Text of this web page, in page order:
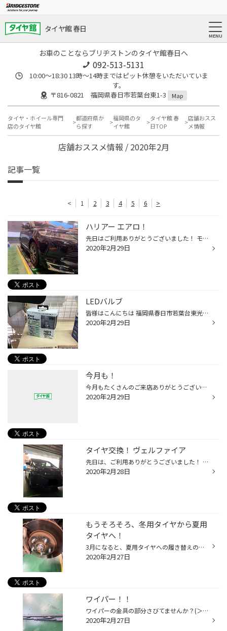
タイヤ館 春日
お車のことならブリヂストンのタイヤ館春日へ
092-513-5131
10:00～18:30 13時〜14時まではピット休憩をいただいていま
す。
〒816-0821 福岡県春日市若葉台東1-3
Map
タイヤ・ホイール専門
店のタイヤ館
都道府県か
ら探す
福岡県のタ
イヤ館
タイヤ館 春
日TOP
店舗おスス
メ情報
店舗おススメ情報 / 2020年2月
記事一覧
< 1 2 3 4 5 6 >
ハリアー エアロ！
先日はご利用ありがとうございました！ モデリスタのエアロを組んで頂きました！ 車自体が大きく見え、ホイールもご購入頂いていたので、かっこよく仕上がりました！ 色んな商品お取扱いしておりますので、是非ご相談下さい！ タイヤ館春日 光町交差点すぐそばです！ ＃福岡県福岡市 ＃福岡県春日市...
2020年2月29日
LEDバルブ
皆様はこんにちは 福岡県春日市若葉台東光町交差点近くのタイヤ館春日です。 いつもタイヤ館春日のウェブサイトをご覧頂き誠に有難う御座います。 今回のアイテムはコレ！！！ 新たに在庫として導入しました。 価格は比較的にリーズナブルでお求め安い商品です。 気になる方はお気軽にお尋ねくださ...
2020年2月29日
今月も！
今月もたくさんのご来店ありがとうございました！ 花粉の時期もスタートしますので、点検、そして タイヤのメンテナンスでもお気軽に是非、ご来店下さい！ 来月もどうぞよろしくお願いします！
2020年2月29日
タイヤ交換！ ヴェルファイア
先日は、ご利用ありがとうございました！ お客様は乗り心地という面で非常に悩まれてエコピアにして頂きました！ 寄り良いドライブの時間を過ごして頂けば嬉しいです！ タイヤで迷われてる方は是非ご相談下さい！ タイヤ館春日 光町交差点すぐそばです！ ＃福岡県 福岡市 ＃福岡県 春日市 ＃福岡県 ...
2020年2月28日
もうそろそろ、冬用タイヤから夏用
タイヤへ！
3月になると、夏用タイヤへの履き替えのシーズンになってきます！ その時にオススメさせて頂きたいのが錆止めコーティングです！ こんなとこまで施工出来ちゃいます！ 履き替えのついでにどうぞお試しください！ タイヤ館春日 光町交差点すぐそばです！ ♯福岡県 福岡市 ♯福岡県 那珂川市 ♯福岡県 大...
2020年2月27日
ワイパー！！
ワイパーの金具の部分さびてませんか？(＞＜) サビて来ると動きが悪くなり、これでも水はけを悪くする原因になります！ お取扱いしてますので、是非ご相談下さい！ タイヤ館春日 光町交差点すぐそばです！ ＃福岡県 福岡市 ＃福岡県 春日市 ＃福岡県 大野城市 ＃福岡県 那珂川市
2020年2月27日